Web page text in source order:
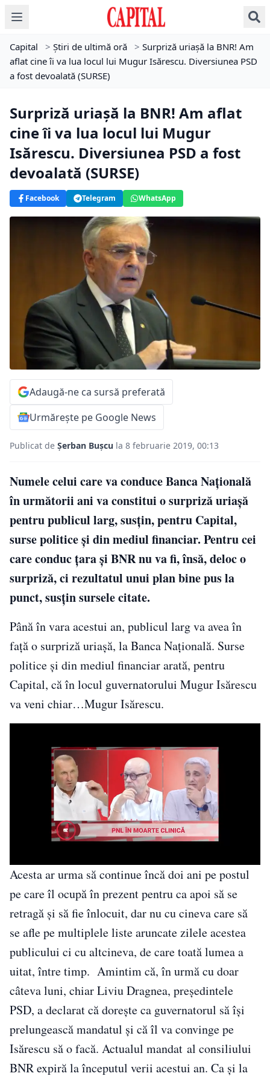
Capital > Știri de ultimă oră > Surpriză uriașă la BNR! Am
aflat cine îi va lua locul lui Mugur Isărescu. Diversiunea PSD
a fost devoalată (SURSE)
Surpriză uriașă la BNR! Am aflat
cine îi va lua locul lui Mugur
Isărescu. Diversiunea PSD a fost
devoalată (SURSE)
Facebook Telegram WhatsApp
Adaugă-ne ca sursă preferată
Urmărește pe Google News
Publicat de Șerban Bușcu la 8 februarie 2019, 00:13
Numele celui care va conduce Banca Națională
în următorii ani va constitui o surpriză uriașă
pentru publicul larg, susțin, pentru Capital,
surse politice și din mediul financiar. Pentru cei
care conduc țara și BNR nu va fi, însă, deloc o
surpriză, ci rezultatul unui plan bine pus la
punct, susțin sursele citate.
Până în vara acestui an, publicul larg va avea în
față o surpriză uriașă, la Banca Națională. Surse
politice și din mediul financiar arată, pentru
Capital, că în locul guvernatorului Mugur Isărescu
va veni chiar…Mugur Isărescu.
Acesta ar urma să continue încă doi ani pe postul
pe care îl ocupă în prezent pentru ca apoi să se
retragă și să fie înlocuit, dar nu cu cineva care să
se afle pe multiplele liste aruncate zilele acestea
publicului ci cu altcineva, de care toată lumea a
uitat, între timp. Amintim că, în urmă cu doar
câteva luni, chiar Liviu Dragnea, președintele
PSD, a declarat că dorește ca guvernatorul să își
prelungească mandatul și că îl va convinge pe
Isărescu să o facă. Actualul mandat al consiliului
BNR expiră la începutul verii acestui an. Ca și la